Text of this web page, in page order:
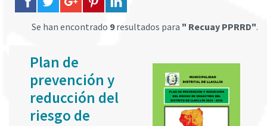
Se han encontrado 9resultados para " Recuay PPRRD".
Plan de
prevención y
reducción del
riesgo de